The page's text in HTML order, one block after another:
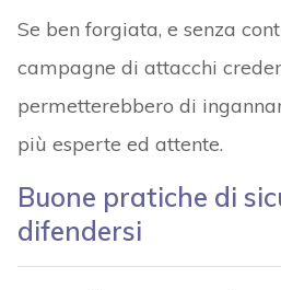
Se ben forgiata, e senza
campagne di attacchi
permetterebbero di
più esperte ed attente.
Buone pratiche di
difendersi